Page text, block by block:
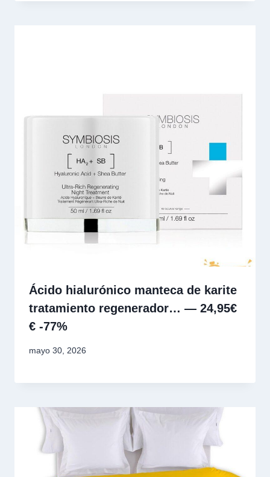
Ácido hialurónico manteca de karite
tratamiento regenerador… — 24,95€
€ -77%
mayo 30, 2026